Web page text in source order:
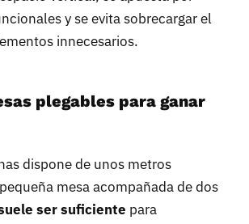
y se evita sobrecargar el
innecesarios.
plegables para ganar
dispone de unos metros
mesa acompañada de dos
ser suficiente para